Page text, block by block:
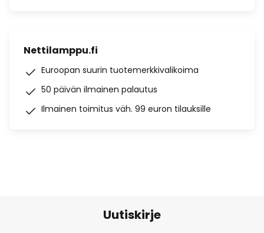
Nettilamppu.fi
Euroopan suurin tuotemerkkivalikoima
50 päivän ilmainen palautus
Ilmainen toimitus väh. 99 euron tilauksille
Uutiskirje